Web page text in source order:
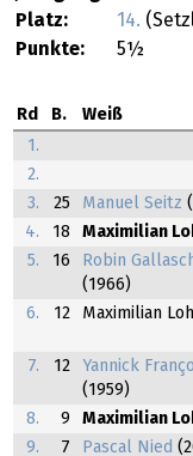
Platz:
14.
Punkte:
5½
Rd B. Weiß
1.
2.
3.
25 Manuel Seitz
4.
18 Maximilian
5.
16
Robin
(1966)
6. 12 Maximilian
7. 12
Yannick
(1959)
8. 9 Maximilian
9.
7 Pascal Nied